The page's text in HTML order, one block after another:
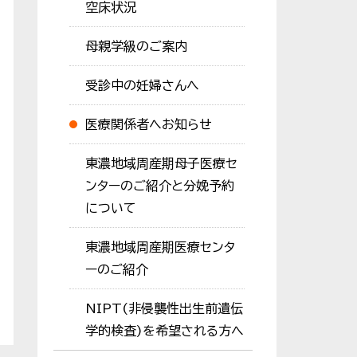
空床状況
母親学級のご案内
受診中の妊婦さんへ
医療関係者へお知らせ
東濃地域周産期母子医療セ
ンターのご紹介と分娩予約
について
東濃地域周産期医療センタ
ーのご紹介
NIPT(非侵襲性出生前遺伝
学的検査)を希望される方へ